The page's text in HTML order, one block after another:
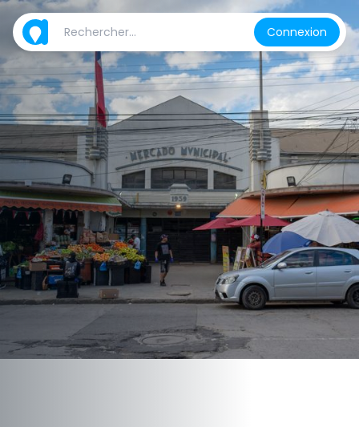
Connexion